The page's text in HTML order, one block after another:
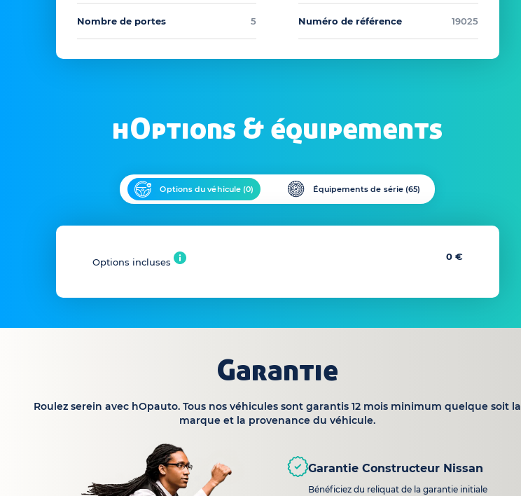
Nombre de portes 5 Numéro de référence 19025
hOptions & équipements
Options du véhicule (0) Équipements de série (65)
Options incluses 0 €
Garantie
Roulez serein avec hOpauto. Tous nos véhicules sont garantis 12 mois minimum quelque soit la
marque et la provenance du véhicule.
Garantie Constructeur Nissan
Bénéficiez du reliquat de la garantie initiale